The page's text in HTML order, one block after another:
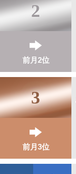
2
前月2位
3
前月3位